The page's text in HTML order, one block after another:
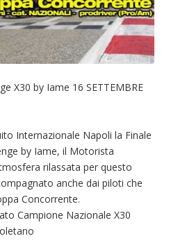
X30 by Iame 16 SETTEMBRE
Internazionale Napoli la Finale
by Iame, il Motorista
rilassata per questo
anche dai piloti che
Concorrente.
Campione Nazionale X30